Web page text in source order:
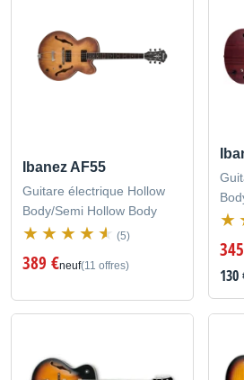
Ibanez AF55
Guitare électrique Hollow
Body/Semi Hollow Body
(5)
389 €neuf(11 offres) 130